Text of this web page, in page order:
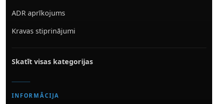
ADR aprīkojums
Kravas stiprinājumi
Skatīt visas kategorijas
INFORMĀCIJA